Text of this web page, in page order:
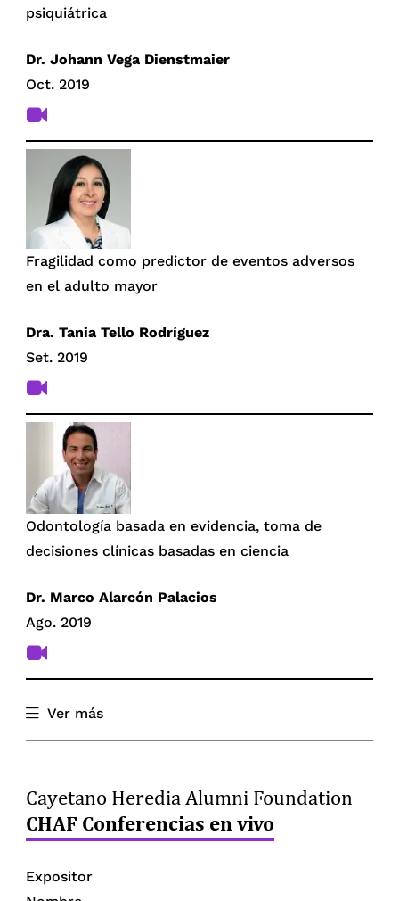
psiquiátrica
Dr. Johann Vega Dienstmaier
Oct. 2019
Fragilidad como predictor de eventos adversos
en el adulto mayor
Dra. Tania Tello Rodríguez
Set. 2019
Odontología basada en evidencia, toma de
decisiones clínicas basadas en ciencia
Dr. Marco Alarcón Palacios
Ago. 2019
Ver más
adolescencia basado en la salud mental positiva,
Cayetano Heredia Alumni Foundation
CHAF Conferencias en vivo
Expositor